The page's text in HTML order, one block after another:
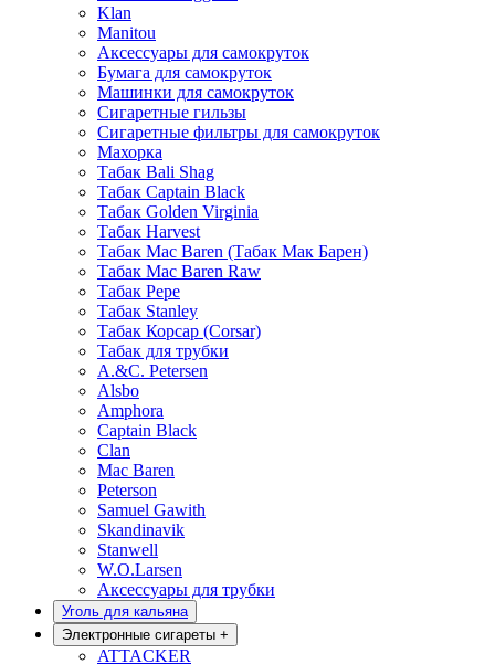
Klan
Manitou
Аксессуары для самокруток
Бумага для самокруток
Машинки для самокруток
Сигаретные гильзы
Сигаретные фильтры для самокруток
Махорка
Табак Bali Shag
Табак Captain Black
Табак Golden Virginia
Табак Harvest
Табак Mac Baren (Табак Мак Барен)
Табак Mac Baren Raw
Табак Pepe
Табак Stanley
Табак Корсар (Corsar)
Табак для трубки
A.&C. Petersen
Alsbo
Amphora
Captain Black
Clan
Mac Baren
Peterson
Samuel Gawith
Skandinavik
Stanwell
W.O.Larsen
Аксессуары для трубки
Уголь для кальяна
Электронные сигареты +
ATTACKER